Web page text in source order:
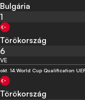
Bulgária
1
Törökország
6
VE
okt. 14. World Cup Qualification
Törökország